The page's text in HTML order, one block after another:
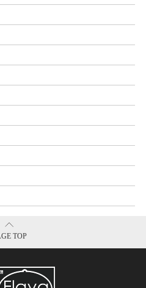
TOP